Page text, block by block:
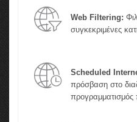
Web Filtering:
συγκεκριμένες
Scheduled
πρόσβαση στο